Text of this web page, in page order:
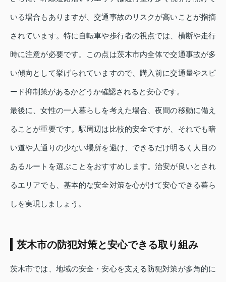
いる場合もありますが、交通事故のリスクが高いことが指摘
されています。特に自転車や歩行者の視点では、横断や走行
時に注意が必要です。この点は茨木市内全体で交通事故が多
い傾向として挙げられていますので、購入前に交通量やスピ
ード抑制策があるかどうか確認されると安心です。
最後に、女性の一人暮らしを考えた場合、夜間の移動に備え
ることが重要です。駅周辺は比較的安全ですが、それでも暗
い道や人通りの少ない場所を避け、できるだけ明るく人目の
あるルートを選ぶことをおすすめします。治安が良いとされ
るエリアでも、基本的な安全対策を心がけて安心できる暮ら
しを実現しましょう。
茨木市の防犯対策と安心できる取り組み
茨木市では、地域の安全・安心を支える防犯対策が多角的に